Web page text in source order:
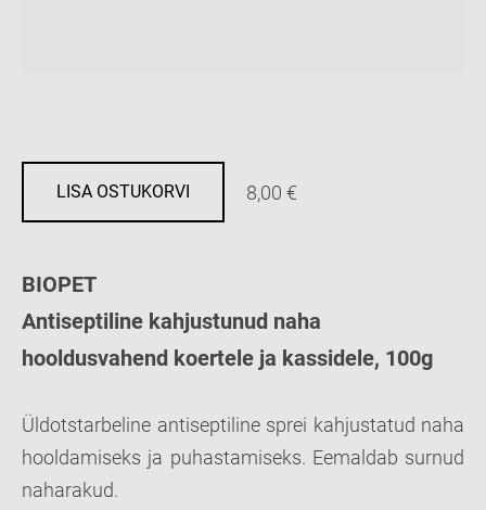
LISA OSTUKORVI 8,00 €
BIOPET
Antiseptiline kahjustunud naha
hooldusvahend koertele ja kassidele, 100g
Üldotstarbeline antiseptiline sprei kahjustatud naha
hooldamiseks ja puhastamiseks. Eemaldab surnud
naharakud.